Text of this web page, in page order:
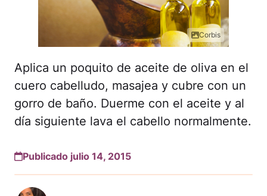
Corbis
Aplica un poquito de aceite de oliva en el
cuero cabelludo, masajea y cubre con un
gorro de baño. Duerme con el aceite y al
día siguiente lava el cabello normalmente.
Publicado julio 14, 2015